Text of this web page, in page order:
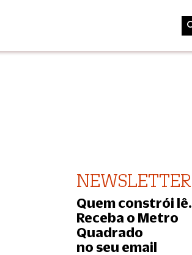
NEWSLETTER
Quem constrói lê.
Receba o Metro
Quadrado
no seu email